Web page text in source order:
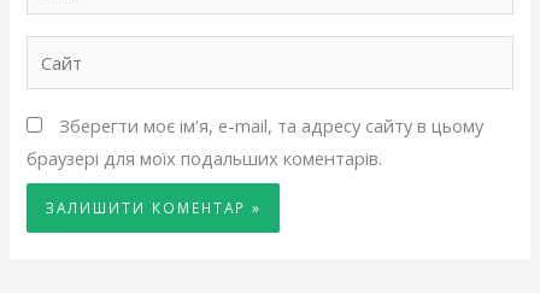
Зберегти моє ім'я, e-mail, та адресу сайту в цьому
браузері для моїх подальших коментарів.